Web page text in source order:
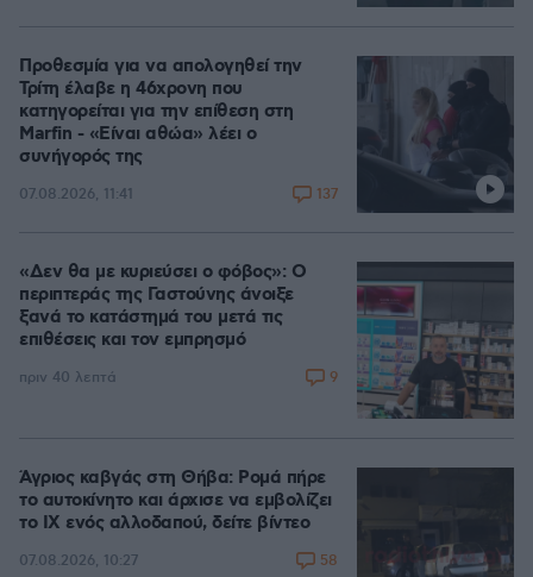
Προθεσμία για να απολογηθεί την
Τρίτη έλαβε η 46χρονη που
κατηγορείται για την επίθεση στη
Marfin - «Είναι αθώα» λέει ο
συνήγορός της
07.08.2026, 11:41 137
«Δεν θα με κυριεύσει ο φόβος»: Ο
περιπτεράς της Γαστούνης άνοιξε
ξανά το κατάστημά του μετά τις
επιθέσεις και τον εμπρησμό
πριν 40 λεπτά 9
Άγριος καβγάς στη Θήβα: Ρομά πήρε
το αυτοκίνητο και άρχισε να εμβολίζει
το ΙΧ ενός αλλοδαπού, δείτε βίντεο
07.08.2026, 10:27 58